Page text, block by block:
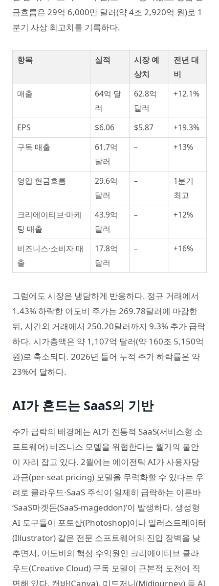
금흐름은 29억 6,000만 달러(약 4조 2,920억 원)로 1
분기 사상 최고치를 기록하다.
항목 실적
시장 예
상치
전년 대
비
매출
64억 달
러
62.8억
달러
+12.1%
EPS $6.06 $5.87
+19.3%
구독 매출
61.7억
달러
– +13%
영업 현금흐름
29.6억
달러
–
1분기
최고
크리에이티브·마케
팅 매출
43.9억
달러
– +12%
비즈니스·소비자 매
출
17.8억
달러
– +16%
그럼에도 시장은 냉담하게 반응하다. 정규 거래에서
1.43% 하락한 어도비 주가는 269.78달러에 마감한
뒤, 시간외 거래에서 250.20달러까지 9.3% 추가 급락
하다. 시가총액은 약 1,107억 달러(약 160조 5,150억
원)로 축소되다. 2026년 들어 누적 주가 하락률은 약
23%에 달하다.
AI가 흔드는 SaaS의 기반
주가 급락의 배경에는 AI가 전통적 SaaS(서비스형 소
프트웨어) 비즈니스 모델을 위협한다는 월가의 불안
이 자리 잡고 있다. 2월에는 에이전틱 AI가 사용자당
과금(per-seat pricing) 모델을 무력화할 수 있다는 우
려로 클라우드·SaaS 주식이 일제히 급락하는 이른바
‘SaaS마겟돈(SaaS-mageddon)’이 발생하다. 생성형
AI 도구들이 포토샵(Photoshop)이나 일러스트레이터
(Illustrator) 같은 전문 소프트웨어의 진입 장벽을 낮
추면서, 어도비의 핵심 수익원인 크리에이티브 클라
우드(Creative Cloud) 구독 모델이 근본적 도전에 직
면해 있다. 캔바(Canva), 미드저니(Midjourney) 등 AI